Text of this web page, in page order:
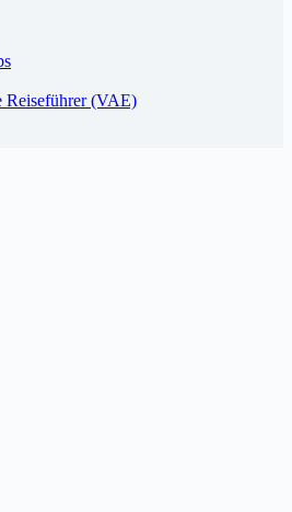
Reiseführer (VAE)